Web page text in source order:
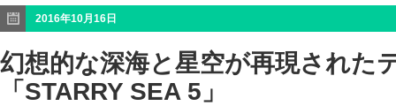
2016年10月16日
幻想的な深海と星空が再現された
「STARRY SEA 5」